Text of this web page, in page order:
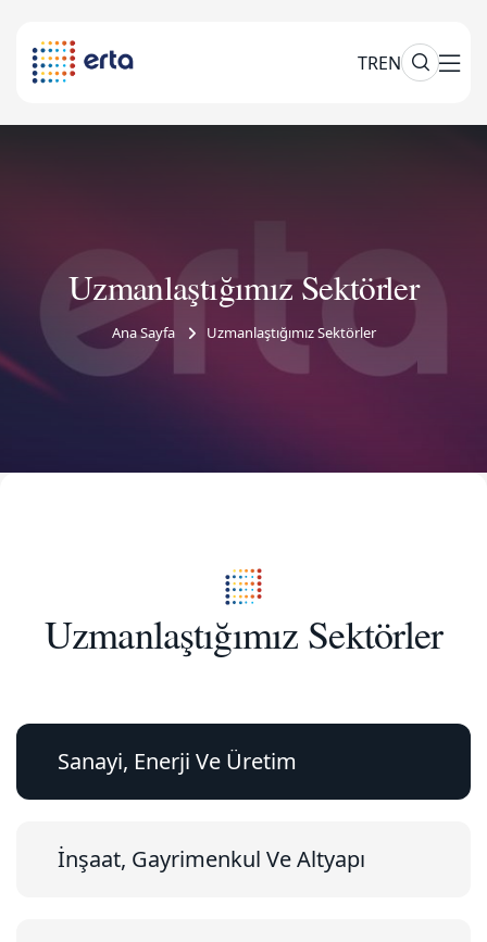
TREN
Uzmanlaştığımız Sektörler
Ana Sayfa Uzmanlaştığımız Sektörler
Uzmanlaştığımız Sektörler
Sanayi, Enerji Ve Üretim
İnşaat, Gayrimenkul Ve Altyapı